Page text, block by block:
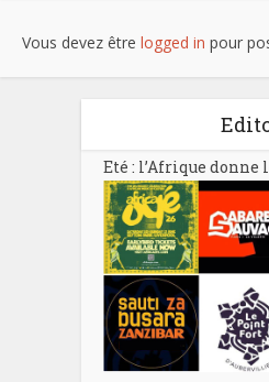
Vous devez être logged in pour
Eté : l’Afrique donne